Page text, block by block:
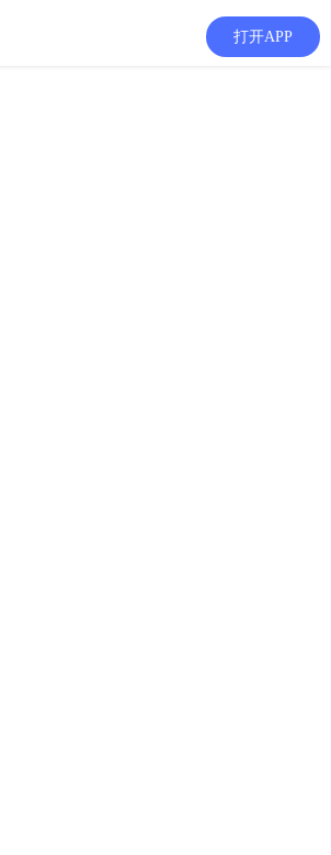
打开APP